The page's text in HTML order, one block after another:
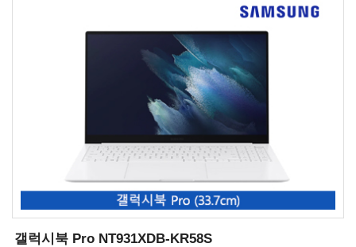
갤럭시북 Pro NT931XDB-KR58S